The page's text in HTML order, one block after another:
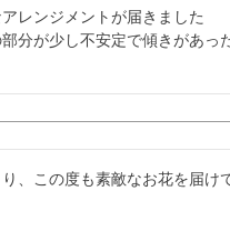
レンジメントが届きました
分が少し不安定で傾きがあっ
、この度も素敵なお花を届け